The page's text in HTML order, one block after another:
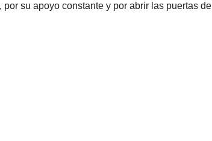
su apoyo constante y por abrir las puertas del